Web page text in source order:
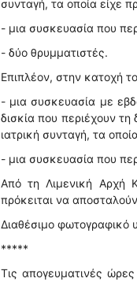
συνταγή, τα οποία είχε
- μια συσκευασία που
- δύο θρυμματιστές.
Επιπλέον, στην κατοχή
- μια συσκευασία με
δισκία που περιέχουν
ιατρική συνταγή, τα
- μια συσκευασία που
Από τη Λιμενική Αρχή
πρόκειται να
Διαθέσιμο φωτογραφικό
*****
Τις απογευματινές